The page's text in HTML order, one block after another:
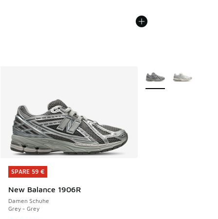
SPARE 59 €
New Balance 1906R
Damen Schuhe
Grey - Grey
SPARE 59 €
Weitere Farben